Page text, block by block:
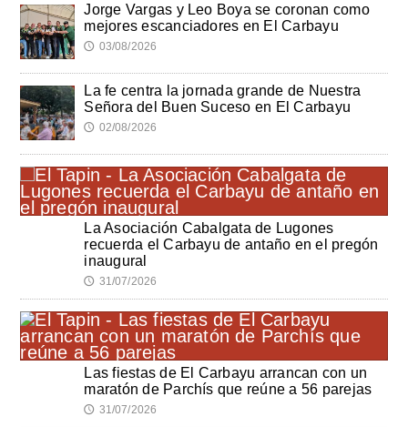
Jorge Vargas y Leo Boya se coronan como
mejores escanciadores en El Carbayu
🕔 03/08/2026
La fe centra la jornada grande de Nuestra
Señora del Buen Suceso en El Carbayu
🕔 02/08/2026
La Asociación Cabalgata de Lugones
recuerda el Carbayu de antaño en el pregón
inaugural
🕔 31/07/2026
Las fiestas de El Carbayu arrancan con un
maratón de Parchís que reúne a 56 parejas
🕔 31/07/2026